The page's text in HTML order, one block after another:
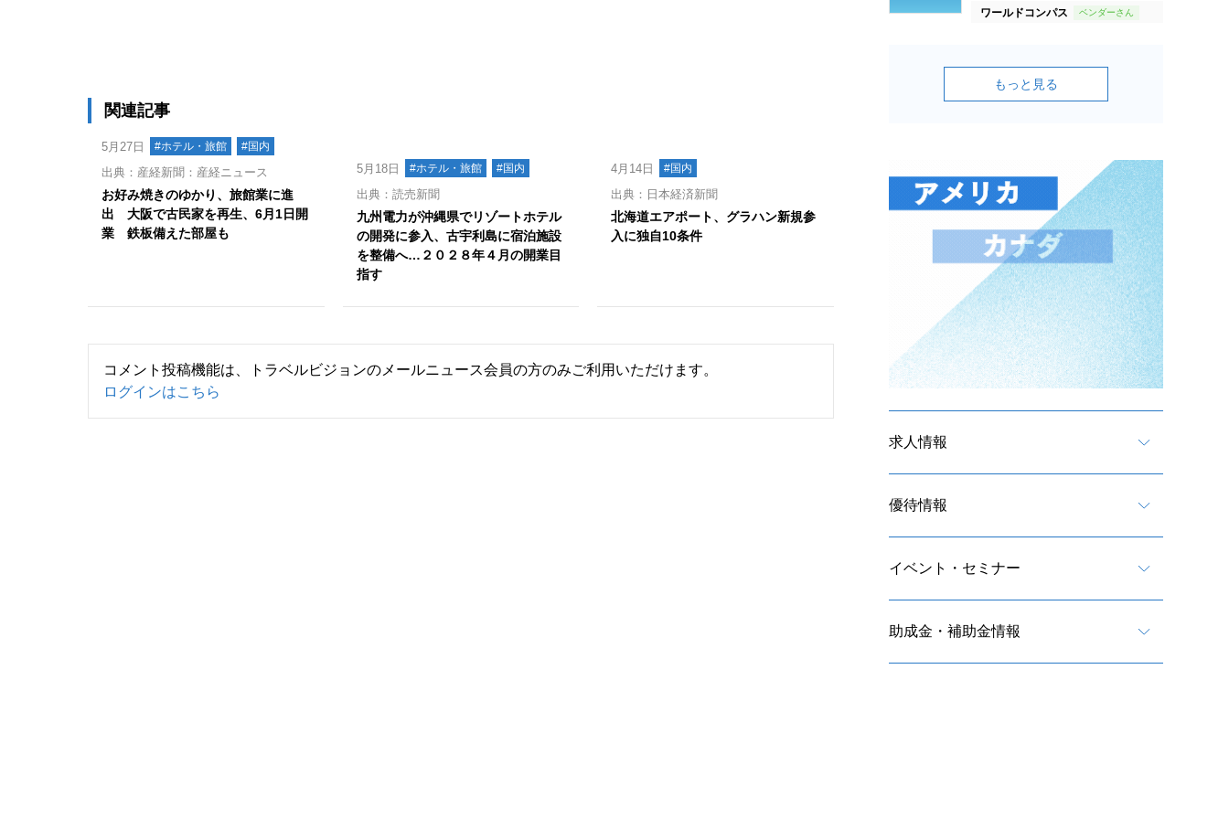
関連記事
5月27日 #ホテル・旅館 #国内
出典：産経新聞：産経ニュース
お好み焼きのゆかり、旅館業に進
出 大阪で古民家を再生、6月1日開
業 鉄板備えた部屋も
5月18日 #ホテル・旅館 #国内
出典：読売新聞
九州電力が沖縄県でリゾートホテル
の開発に参入、古宇利島に宿泊施設
を整備へ…２０２８年４月の開業目
指す
4月14日 #国内
出典：日本経済新聞
北海道エアポート、グラハン新規参
入に独自10条件
コメント投稿機能は、トラベルビジョンのメールニュース会員の方のみご利用いただけます。
ログインはこちら
ワールドコンパス
もっと見る
求人情報
優待情報
イベント・セミナー
助成金・補助金情報